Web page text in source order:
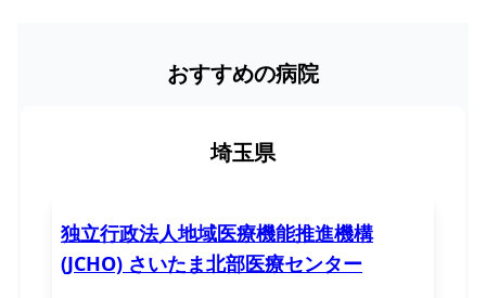
おすすめの病院
埼玉県
独立行政法人地域医療機能推進機構
(JCHO) さいたま北部医療センター